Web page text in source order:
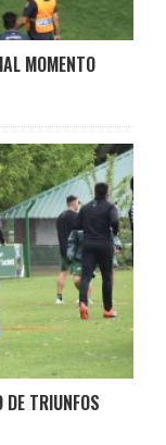
MOMENTO
DE TRIUNFOS